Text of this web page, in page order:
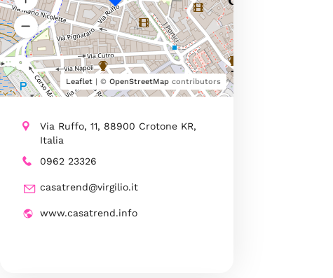
Leaflet| © OpenStreetMapcontributors
Via Ruffo, 11, 88900 Crotone KR,
Italia
0962 23326
casatrend@virgilio.it
www.casatrend.info